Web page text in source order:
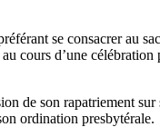
se consacrer au
cours d’une célébration
de son rapatriement sur
ordination presbytérale.